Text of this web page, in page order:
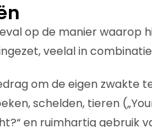
op de manier waarop
veelal in
om de eigen zwakte
schelden, tieren
en ruimhartig gebruik